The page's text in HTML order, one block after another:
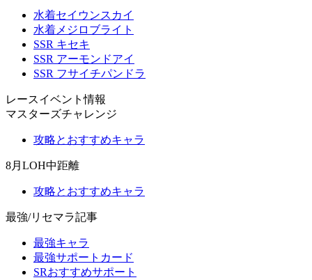
水着セイウンスカイ
水着メジロブライト
SSR キセキ
SSR アーモンドアイ
SSR フサイチパンドラ
レースイベント情報
マスターズチャレンジ
攻略とおすすめキャラ
8月LOH中距離
攻略とおすすめキャラ
最強/リセマラ記事
最強キャラ
最強サポートカード
SRおすすめサポート